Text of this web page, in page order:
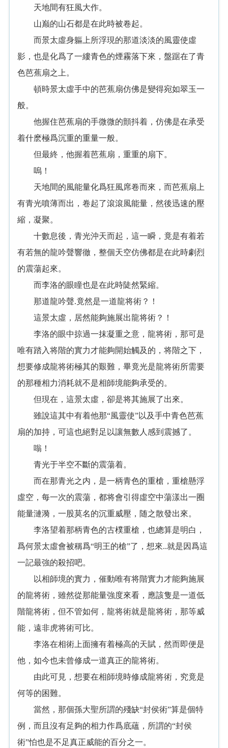
天地間有狂風大作。
山巅的山石都是在此時被卷起。
而景太虛身軀上所浮現的那道淡淡的風靈使虛
影，也是化爲了一縷青色的煙霧落下來，盤踞在了青
色芭蕉扇之上。
頓時景太虛手中的芭蕉扇仿佛是變得宛如翠玉一
般。
他握住芭蕉扇的手微微的顫抖着，仿佛是在承受
着什麽極爲沉重的重量一般。
但最終，他握着芭蕉扇，重重的扇下。
嗚！
天地間的風能量化爲狂風席卷而來，而芭蕉扇上
有青光噴薄而出，卷起了滾滾風能量，然後迅速的壓
縮，凝聚。
十數息後，青光沖天而起，這一瞬，竟是有着若
有若無的龍吟聲響徹，整個天空仿佛都是在此時劇烈
的震蕩起來。
而李洛的眼瞳也是在此時陡然緊縮。
那道龍吟聲.竟然是一道龍将術？！
這景太虛，居然能夠施展出龍将術？！
李洛的眼中掠過一抹凝重之意，龍将術，那可是
唯有踏入将階的實力才能夠開始觸及的，将階之下，
想要修成龍将術極其的艱難，畢竟光是龍将術所需要
的那種相力消耗就不是相師境能夠承受的。
但現在，這景太虛，卻是将其施展了出來。
雖說這其中有着他那“風靈使”以及手中青色芭蕉
扇的加持，可這也絕對足以讓無數人感到震撼了。
嗡！
青光于半空不斷的震蕩着。
而在那青光之内，是一柄青色的重槍，重槍懸浮
虛空，每一次的震蕩，都将會引得虛空中蕩漾出一圈
能量漣漪，一股莫名的沉重威壓，随之散發出來。
李洛望着那柄青色的古樸重槍，也總算是明白，
爲何景太虛會被稱爲“明王的槍”了，想來..就是因爲這
一記最強的殺招吧。
以相師境的實力，催動唯有将階實力才能夠施展
的龍将術，雖然從那能量強度來看，應該隻是一道低
階龍将術，但不管如何，龍将術就是龍将術，那等威
能，遠非虎将術可比。
李洛在相術上面擁有着極高的天賦，然而即便是
他，如今也未曾修成一道真正的龍将術。
由此可見，想要在相師境時修成龍将術，究竟是
何等的困難。
當然，那個孫大聖所謂的殘缺“封侯術”算是個特
例，而且沒有足夠的相力作爲底蘊，所謂的“封侯
術”怕也是不足真正威能的百分之一。